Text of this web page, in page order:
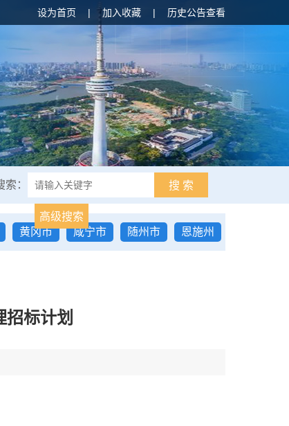
设为首页 | 加入收藏 | 历史公告查看
： 搜 索
高级搜索
黄冈市 咸宁市 随州市
恩施州
招标计划